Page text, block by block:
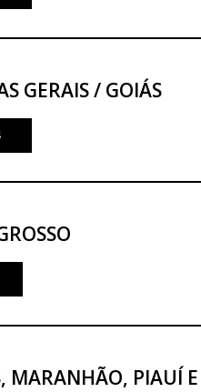
GERAIS / GOIÁS
MARANHÃO, PIAUÍ